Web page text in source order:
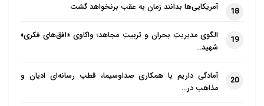
18 آمریکایی‌ها بدانند زمان به عقب برنخواهد گشت
19
الگوی مدیریتِ بحران و تربیتِ مجاهد؛ واکاوی «افق‌های فکری»
شهید…
20
آمادگی داریم با همکاری صداوسیما، قطب رسانه‌ای ادیان و
مذاهب در…